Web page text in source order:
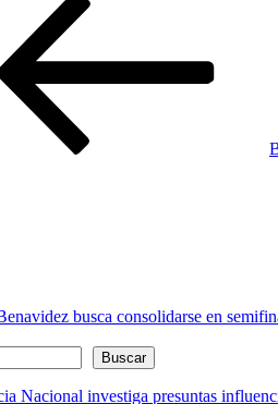
busca consolidarse en
Buscar
Nacional investiga presuntas